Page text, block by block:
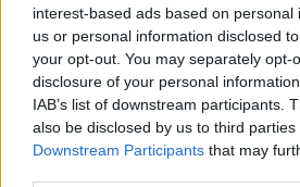
interest-based ads based on personal
us or personal information disclosed
your opt-out. You may separately opt-
disclosure of your personal
IAB’s list of downstream participants.
also be disclosed by us to third parties
Downstream Participants that may